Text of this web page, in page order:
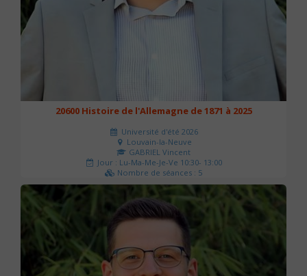
20600 Histoire de l'Allemagne de 1871 à 2025
Université d'été 2026
Louvain-la-Neuve
GABRIEL Vincent
Jour : Lu-Ma-Me-Je-Ve 10:30- 13:00
Nombre de séances : 5
120 €